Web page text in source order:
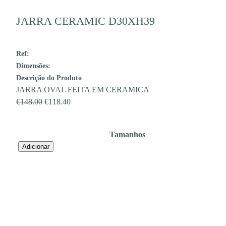
JARRA CERAMIC D30XH39
Ref:
Dimensões:
Descrição do Produto
JARRA OVAL FEITA EM CERAMICA
€148.00 O
€148.00.
€118.40O
Tamanhos
Quantidade
Adicionar